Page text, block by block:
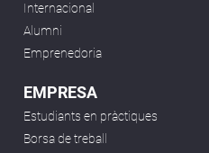
Internacional
Alumni
Emprenedoria
EMPRESA
Estudiants en pràctiques
Borsa de treball